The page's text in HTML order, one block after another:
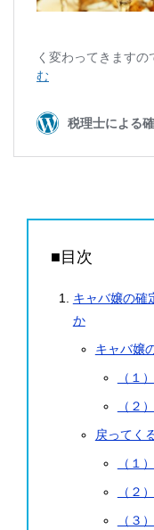
■目次
キャバ嬢の確
か
キャバ嬢
（１
（２
戻ってく
（１
（２
（３